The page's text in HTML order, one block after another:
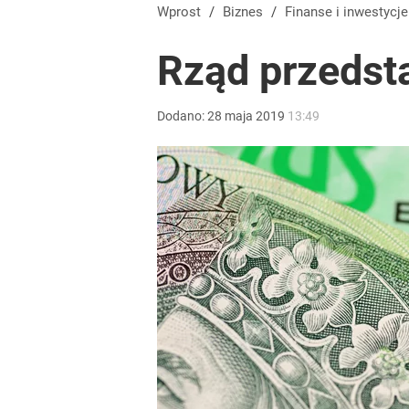
Przepisanie mieszkania kosztuje więcej, niż
Tajemnica paragonów grozy. Tak restauratorzy
Umowy zlecenia i B2B pod lupą. PIP dostała
Wprost / Biznes / Finanse i inwestycje
Rząd
Dodano:28 maja 2019 13:49